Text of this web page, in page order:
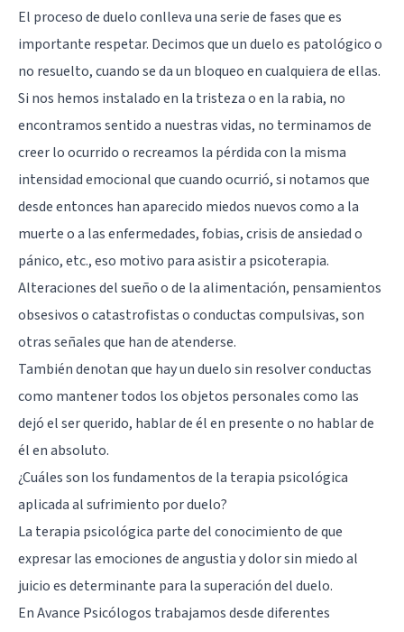
El proceso de duelo conlleva una serie de fases que es
importante respetar. Decimos que un duelo es patológico o
no resuelto, cuando se da un bloqueo en cualquiera de ellas.
Si nos hemos instalado en la tristeza o en la rabia, no
encontramos sentido a nuestras vidas, no terminamos de
creer lo ocurrido o recreamos la pérdida con la misma
intensidad emocional que cuando ocurrió, si notamos que
desde entonces han aparecido miedos nuevos como a la
muerte o a las enfermedades, fobias, crisis de ansiedad o
pánico, etc., eso motivo para asistir a psicoterapia.
Alteraciones del sueño o de la alimentación, pensamientos
obsesivos o catastrofistas o conductas compulsivas, son
otras señales que han de atenderse.
También denotan que hay un duelo sin resolver conductas
como mantener todos los objetos personales como las
dejó el ser querido, hablar de él en presente o no hablar de
él en absoluto.
¿Cuáles son los fundamentos de la terapia psicológica
aplicada al sufrimiento por duelo?
La terapia psicológica parte del conocimiento de que
expresar las emociones de angustia y dolor sin miedo al
juicio es determinante para la superación del duelo.
En Avance Psicólogos trabajamos desde diferentes